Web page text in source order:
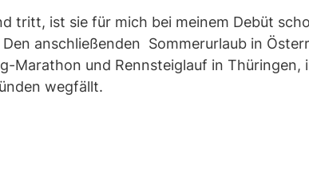
tritt, ist sie für mich bei meinem Debüt
anschließenden Sommerurlaub in
und Rennsteiglauf in Thüringen,
wegfällt.